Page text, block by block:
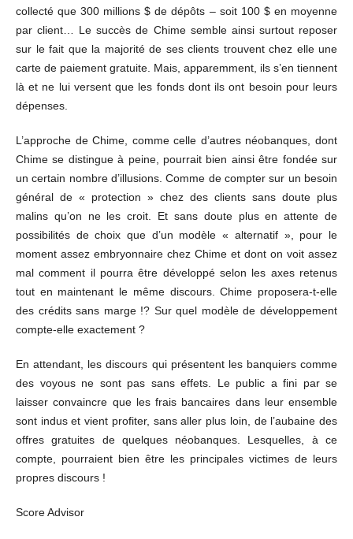
collecté que 300 millions $ de dépôts – soit 100 $ en moyenne
par client… Le succès de Chime semble ainsi surtout reposer
sur le fait que la majorité de ses clients trouvent chez elle une
carte de paiement gratuite. Mais, apparemment, ils s’en tiennent
là et ne lui versent que les fonds dont ils ont besoin pour leurs
dépenses.
L’approche de Chime, comme celle d’autres néobanques, dont
Chime se distingue à peine, pourrait bien ainsi être fondée sur
un certain nombre d’illusions. Comme de compter sur un besoin
général de « protection » chez des clients sans doute plus
malins qu’on ne les croit. Et sans doute plus en attente de
possibilités de choix que d’un modèle « alternatif », pour le
moment assez embryonnaire chez Chime et dont on voit assez
mal comment il pourra être développé selon les axes retenus
tout en maintenant le même discours. Chime proposera-t-elle
des crédits sans marge !? Sur quel modèle de développement
compte-elle exactement ?
En attendant, les discours qui présentent les banquiers comme
des voyous ne sont pas sans effets. Le public a fini par se
laisser convaincre que les frais bancaires dans leur ensemble
sont indus et vient profiter, sans aller plus loin, de l’aubaine des
offres gratuites de quelques néobanques. Lesquelles, à ce
compte, pourraient bien être les principales victimes de leurs
propres discours !
Score Advisor